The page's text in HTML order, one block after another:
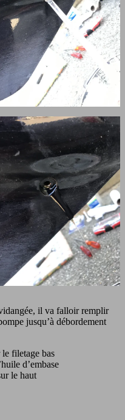
il va falloir remplir
jusqu’à débordement
le filetage bas
d’embase
le haut